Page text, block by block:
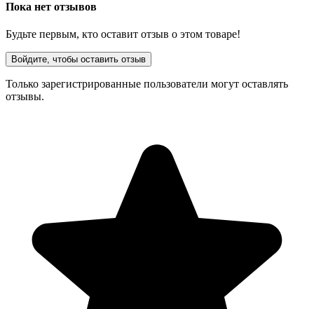
Пока нет отзывов
Будьте первым, кто оставит отзыв о этом товаре!
Войдите, чтобы оставить отзыв
Только зарегистрированные пользователи могут оставлять
отзывы.